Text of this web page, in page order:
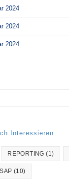
2024
2024
2024
Interessieren
REPORTING (1)
SAP (10)